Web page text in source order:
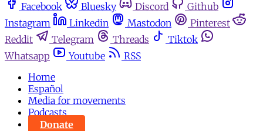
Facebook Bluesky Discord
Github
Instagram
Linkedin Mastodon
Pinterest
Reddit
Telegram Threads
Tiktok
Whatsapp
Youtube
RSS
Home
Español
Media for movements
Podcasts
Donate